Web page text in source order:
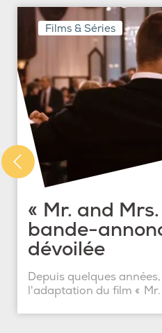
Films & Séries
« Mr. and
bande-
dévoilée
Depuis quelques
l'adaptation du film « Mr.